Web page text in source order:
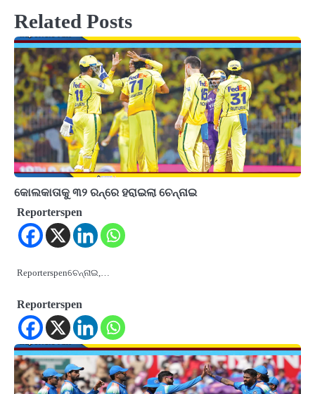
Related Posts
କୋଲକାତାକୁ ୩୨ ରନ୍‌ରେ ହରାଇଲା ଚେନ୍ନାଇ
Reporterspen
Reporterspenଚେନ୍ନାଇ,…
Reporterspen